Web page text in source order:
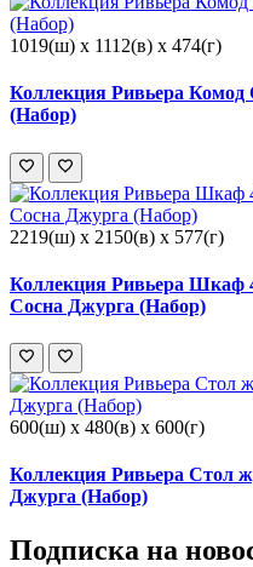
1019(ш) x 1112(в) x 474(г)
Коллекция Ривьера Комод
(Набор)
2219(ш) x 2150(в) x 577(г)
Коллекция Ривьера Шкаф
Сосна Джурга (Набор)
600(ш) x 480(в) x 600(г)
Коллекция Ривьера Стол
Джурга (Набор)
Подписка на